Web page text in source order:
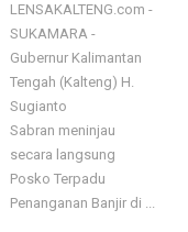
LENSAKALTENG.com -
SUKAMARA -
Gubernur Kalimantan
Tengah (Kalteng) H.
Sugianto
Sabran meninjau
secara langsung
Posko Terpadu
Penanganan Banjir di ...
RAYA
SMPN 6